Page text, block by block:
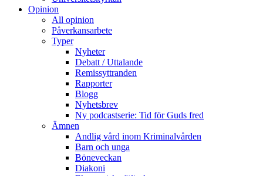
Opinion
All opinion
Påverkansarbete
Typer
Nyheter
Debatt / Uttalande
Remissyttranden
Rapporter
Blogg
Nyhetsbrev
Ny podcastserie: Tid för Guds fred
Ämnen
Andlig vård inom Kriminalvården
Barn och unga
Böneveckan
Diakoni